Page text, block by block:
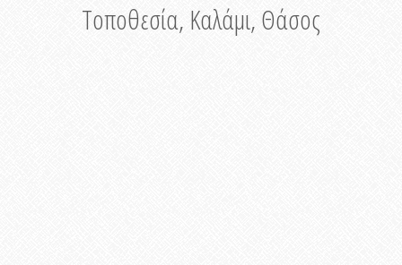
Τοποθεσία, Καλάμι, Θάσος